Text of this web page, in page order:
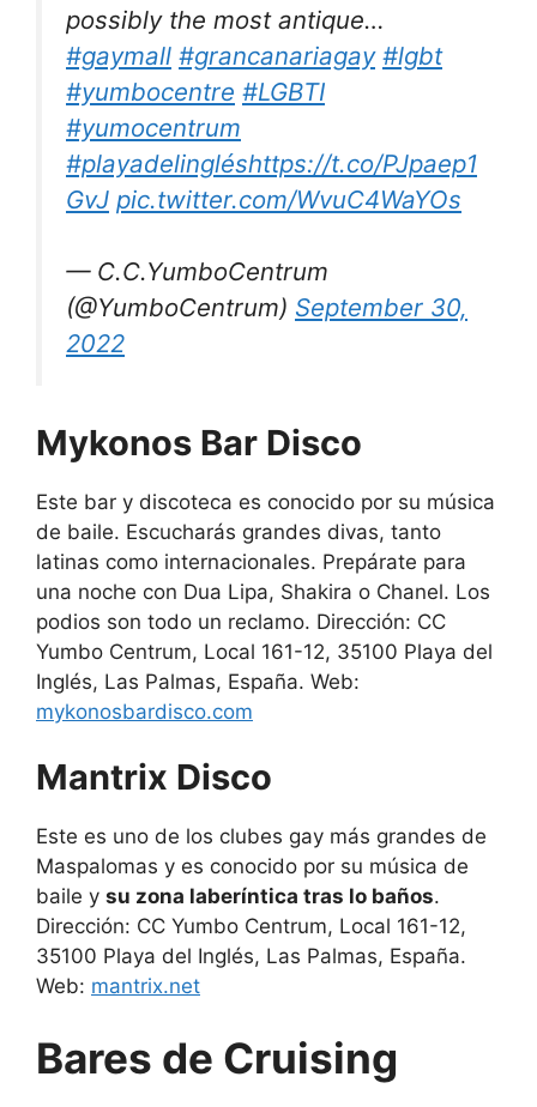
possibly the most antique…
#gaymall #grancanariagay #lgbt
#yumbocentre #LGBTI
#yumocentrum
#playadelingléshttps://t.co/PJpaep1
GvJ pic.twitter.com/WvuC4WaYOs
— C.C.YumboCentrum
(@YumboCentrum) September 30,
2022
Mykonos Bar Disco
Este bar y discoteca es conocido por su música
de baile. Escucharás grandes divas, tanto
latinas como internacionales. Prepárate para
una noche con Dua Lipa, Shakira o Chanel. Los
podios son todo un reclamo. Dirección: CC
Yumbo Centrum, Local 161-12, 35100 Playa del
Inglés, Las Palmas, España. Web:
mykonosbardisco.com
Mantrix Disco
Este es uno de los clubes gay más grandes de
Maspalomas y es conocido por su música de
baile y su zona laberíntica tras lo baños.
Dirección: CC Yumbo Centrum, Local 161-12,
35100 Playa del Inglés, Las Palmas, España.
Web: mantrix.net
Bares de Cruising